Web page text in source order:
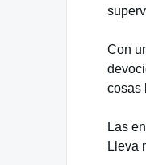
Con
cosas
Las
Lleva